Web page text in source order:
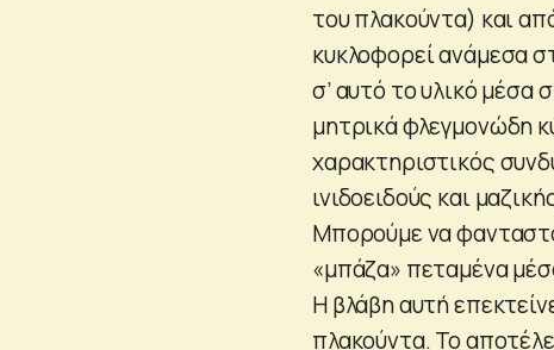
του πλακούντα) και
κυκλοφορεί ανάμεσα
σ’ αυτό το υλικό
μητρικά φλεγμονώδη
χαρακτηριστικός
ινιδοειδούς και
Μπορούμε να
«μπάζα» πεταμένα
Η βλάβη αυτή
πλακούντα. Το